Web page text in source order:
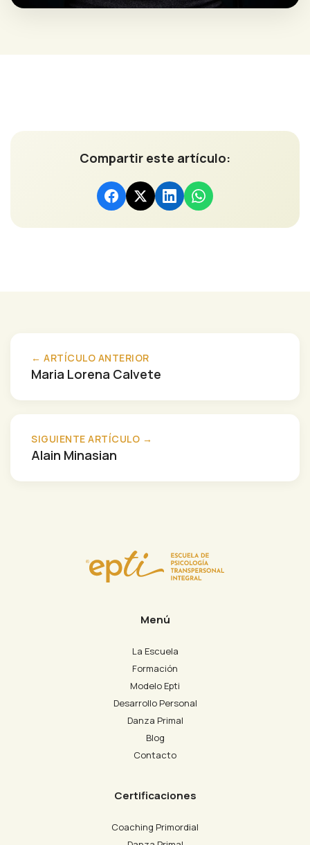
Compartir este artículo:
← ARTÍCULO ANTERIOR
Maria Lorena Calvete
SIGUIENTE ARTÍCULO →
Alain Minasian
Menú
La Escuela
Formación
Modelo Epti
Desarrollo Personal
Danza Primal
Blog
Contacto
Certificaciones
Coaching Primordial